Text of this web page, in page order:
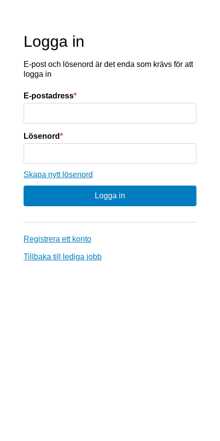
Logga in
E-post och lösenord är det enda som krävs för att
logga in
E-postadress*
Lösenord*
Skapa nytt lösenord
Registrera ett konto
Tillbaka till lediga jobb